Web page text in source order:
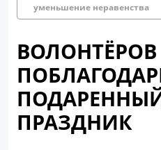
уменьшение неравенства
ПРАЗДНИК